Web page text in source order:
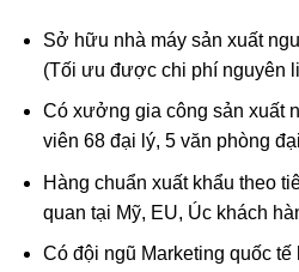
Sở hữu nhà máy sản xuất
(Tối ưu được chi phí nguyên
Có xưởng gia công sản xuất
viên 68 đại lý, 5 văn phòng
Hàng chuẩn xuất khẩu theo
quan tại Mỹ, EU, Úc khách
Có đội ngũ Marketing quốc